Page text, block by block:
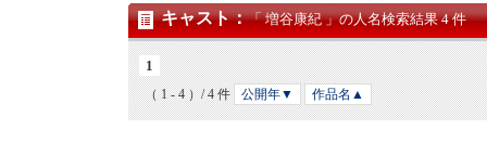
キャスト：「 増谷康紀 」の人名検索結果 4 件
1
（ 1 - 4 ）/ 4 件 公開年▼ 作品名▲